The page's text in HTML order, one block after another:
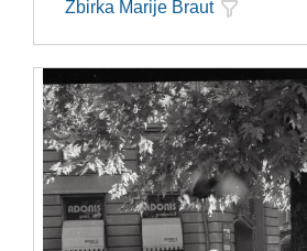
Zbirka Marije Braut